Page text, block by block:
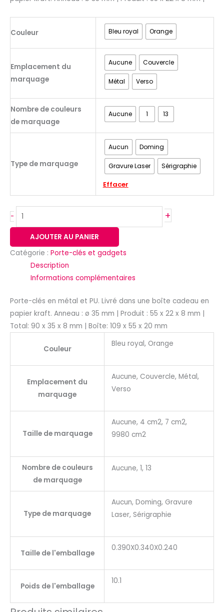
Couleur Bleu royal Orange
Emplacement du
marquage
Aucune Couvercle
Métal Verso
Nombre de couleurs
de marquage
Aucune 1 13
Type de marquage
Aucun Doming
Gravure Laser Sérigraphie
Effacer
- +
AJOUTER AU PANIER
Catégorie : Porte-clés et gadgets
Description
Informations complémentaires
Porte-clés en métal et PU. Livré dans une boîte cadeau en
papier kraft. Anneau : ø 35 mm | Produit : 55 x 22 x 8 mm |
Total: 90 x 35 x 8 mm | Boîte: 109 x 55 x 20 mm
Couleur
Bleu royal, Orange
Emplacement du
marquage
Aucune, Couvercle, Métal,
Verso
Taille de marquage
Aucune, 4 cm2, 7 cm2,
9980 cm2
Nombre de couleurs
de marquage
Aucune, 1, 13
Type de marquage
Aucun, Doming, Gravure
Laser, Sérigraphie
Taille de l'emballage
0.390X0.340X0.240
Poids de l'emballage
10.1